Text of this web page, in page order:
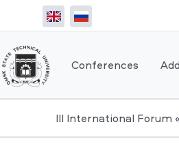
Conferences
III International Forum